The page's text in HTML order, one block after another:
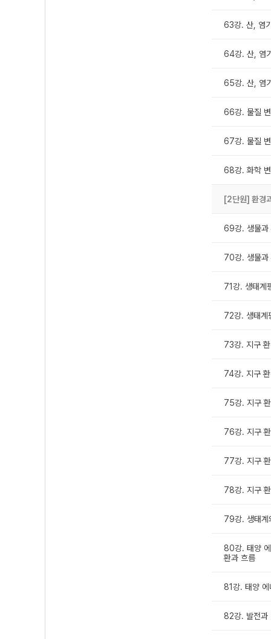
63강. 산, 염
64강. 산, 염
65강. 산, 염
66강. 물질
67강. 물질
68강. 화학
[2단원] 환경
69강. 생물과
70강. 생물과
71강. 생태계
72강. 생태계
73강. 지구
74강. 지구
75강. 지구
76강. 지구
77강. 지구
78강. 지구
79강. 생태계
80강. 태양
환과 흐름
81강. 태양
82강. 발전과